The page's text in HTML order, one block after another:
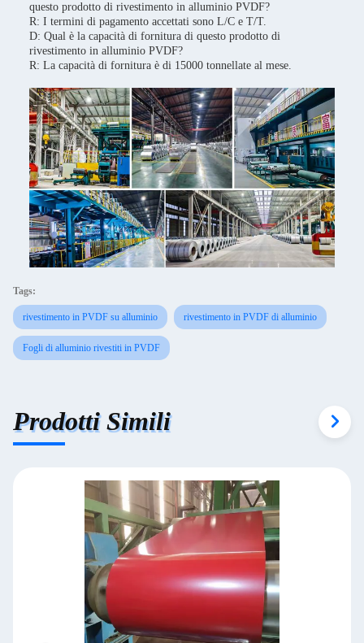
questo prodotto di rivestimento in alluminio PVDF?
R: I termini di pagamento accettati sono L/C e T/T.
D: Qual è la capacità di fornitura di questo prodotto di
rivestimento in alluminio PVDF?
R: La capacità di fornitura è di 15000 tonnellate al mese.
Tags:
rivestimento in PVDF su alluminio rivestimento in PVDF di alluminio
Fogli di alluminio rivestiti in PVDF
Prodotti Simili